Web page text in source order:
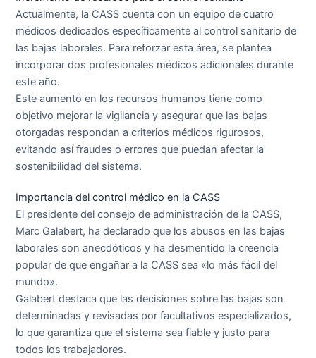
Actualmente, la CASS cuenta con un equipo de cuatro
médicos dedicados específicamente al control sanitario de
las bajas laborales. Para reforzar esta área, se plantea
incorporar dos profesionales médicos adicionales durante
este año.
Este aumento en los recursos humanos tiene como
objetivo mejorar la vigilancia y asegurar que las bajas
otorgadas respondan a criterios médicos rigurosos,
evitando así fraudes o errores que puedan afectar la
sostenibilidad del sistema.
Importancia del control médico en la CASS
El presidente del consejo de administración de la CASS,
Marc Galabert, ha declarado que los abusos en las bajas
laborales son anecdóticos y ha desmentido la creencia
popular de que engañar a la CASS sea «lo más fácil del
mundo».
Galabert destaca que las decisiones sobre las bajas son
determinadas y revisadas por facultativos especializados,
lo que garantiza que el sistema sea fiable y justo para
todos los trabajadores.